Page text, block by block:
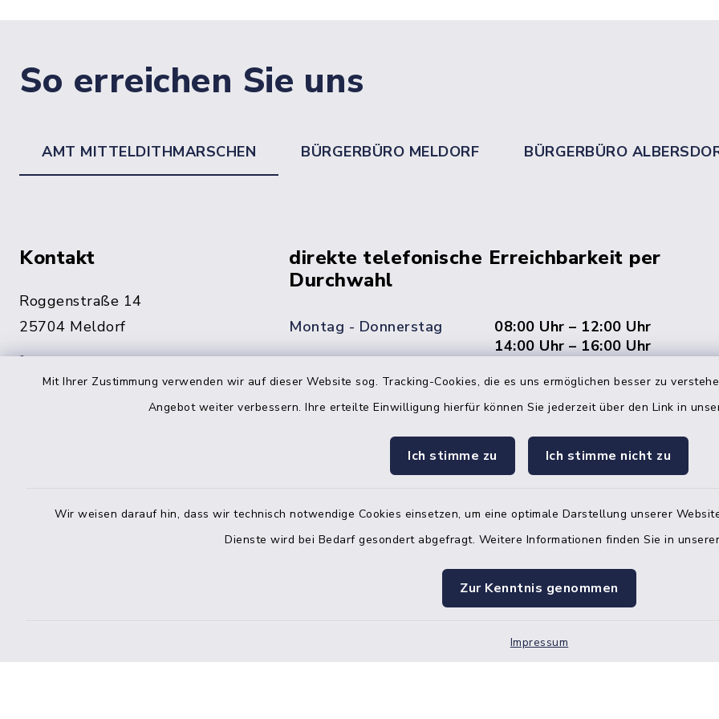
Mit Ihrer Zustimmung verwenden wir auf dieser Website sog. Tracking-Cookies, die es uns ermöglichen besser zu
Angebot weiter verbessern. Ihre erteilte Einwilligung hierfür können Sie jederzeit über den Link in
Ich stimme zu Ich stimme nicht zu
Wir weisen darauf hin, dass wir technisch notwendige Cookies einsetzen, um eine optimale Darstellung unserer
Dienste wird bei Bedarf gesondert abgefragt. Weitere Informationen finden Sie in
Zur Kenntnis genommen
Impressum
So erreichen Sie uns
AMT MITTELDITHMARSCHEN BÜRGERBÜRO MELDORF BÜRGERBÜRO
Kontakt
Roggenstraße 14
25704 Meldorf
04832 6065-0
04832 6065-215
direkte telefonische Erreichbarkeit per
Durchwahl
Montag - Donnerstag
08:00 Uhr – 12:00 Uhr
14:00 Uhr – 16:00 Uhr
Freitag
08:00 Uhr – 12:00 Uhr
Online-Terminvereinbarung
Haben Sie ein dringendes Anliegen, finden aber online
keinen zeitnahen Termin? Rufen Sie uns gerne unter der
Telefonnummer 04832 6065 0 an!
Telefonliste des Amtes Mitteldithmarschen